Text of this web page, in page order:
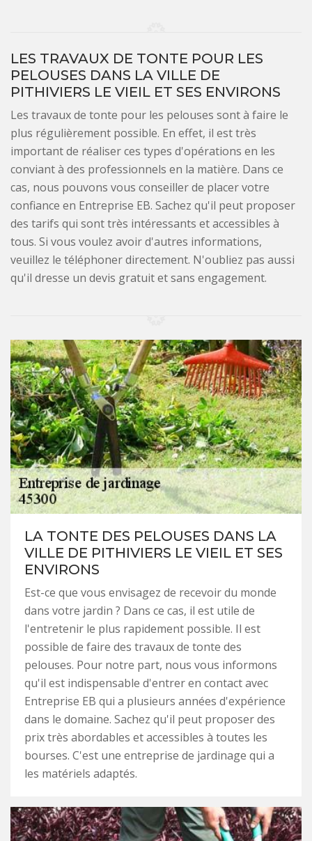
LES TRAVAUX DE TONTE POUR LES
PELOUSES DANS LA VILLE DE
PITHIVIERS LE VIEIL ET SES ENVIRONS
Les travaux de tonte pour les pelouses sont à faire le
plus régulièrement possible. En effet, il est très
important de réaliser ces types d'opérations en les
conviant à des professionnels en la matière. Dans ce
cas, nous pouvons vous conseiller de placer votre
confiance en Entreprise EB. Sachez qu'il peut proposer
des tarifs qui sont très intéressants et accessibles à
tous. Si vous voulez avoir d'autres informations,
veuillez le téléphoner directement. N'oubliez pas aussi
qu'il dresse un devis gratuit et sans engagement.
LA TONTE DES PELOUSES DANS LA
VILLE DE PITHIVIERS LE VIEIL ET SES
ENVIRONS
Est-ce que vous envisagez de recevoir du monde
dans votre jardin ? Dans ce cas, il est utile de
l'entretenir le plus rapidement possible. Il est
possible de faire des travaux de tonte des
pelouses. Pour notre part, nous vous informons
qu'il est indispensable d'entrer en contact avec
Entreprise EB qui a plusieurs années d'expérience
dans le domaine. Sachez qu'il peut proposer des
prix très abordables et accessibles à toutes les
bourses. C'est une entreprise de jardinage qui a
les matériels adaptés.